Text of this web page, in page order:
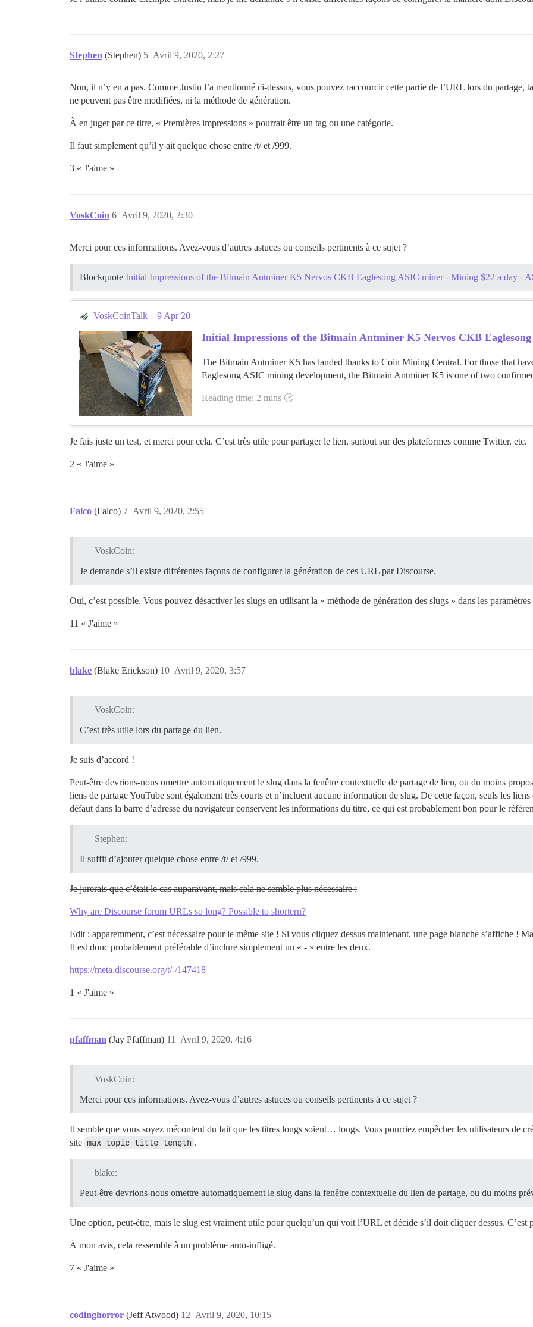
Stephen (Stephen) Avril 9, 2020, 2:27
5
Non, il n’y en a pas. Comme Justin l’a mentionné ci-dessus, vous pouvez raccourcir cette partie de l’URL lors du partage,
ne peuvent pas être modifiées, ni la méthode de génération.
À en juger par ce titre, « Premières impressions » pourrait être un tag ou une catégorie.
Il faut simplement qu’il y ait quelque chose entre /t/ et /999.
3 « J'aime »
VoskCoin Avril 9, 2020, 2:30
6
Merci pour ces informations. Avez-vous d’autres astuces ou conseils pertinents à ce sujet ?
Blockquote Initial Impressions of the Bitmain Antminer K5 Nervos CKB Eaglesong ASIC miner - Mining $22 a day -
VoskCoinTalk – 9 Apr 20
Initial Impressions of the Bitmain Antminer K5 Nervos CKB
The Bitmain Antminer K5 has landed thanks to Coin Mining Central. For those that
Eaglesong ASIC mining development, the Bitmain Antminer K5 is one of two
Reading time: 2 mins 🕑
Je fais juste un test, et merci pour cela. C’est très utile pour partager le lien, surtout sur des plateformes comme Twitter, etc.
2 « J'aime »
Falco (Falco) Avril 9, 2020, 2:55
7
VoskCoin:
Je demande s’il existe différentes façons de configurer la génération de ces URL par Discourse.
Oui, c’est possible. Vous pouvez désactiver les slugs en utilisant la « méthode de génération des slugs » dans les
11 « J'aime »
blake (Blake Erickson) Avril 9, 2020, 3:57
10
VoskCoin:
C’est très utile lors du partage du lien.
Je suis d’accord !
Peut-être devrions-nous omettre automatiquement le slug dans la fenêtre contextuelle de partage de lien, ou du moins
liens de partage YouTube sont également très courts et n’incluent aucune information de slug. De cette façon, seuls les
défaut dans la barre d’adresse du navigateur conservent les informations du titre, ce qui est probablement bon pour le
Stephen:
Il suffit d’ajouter quelque chose entre /t/ et /999.
Je jurerais que c’était le cas auparavant, mais cela ne semble plus nécessaire :
Why are Discourse forum URLs so long? Possible to shortern?
Edit : apparemment, c’est nécessaire pour le même site ! Si vous cliquez dessus maintenant, une page blanche s’affiche !
Il est donc probablement préférable d’inclure simplement un « - » entre les deux.
https://meta.discourse.org/t/-/147418
1 « J'aime »
pfaffman (Jay Pfaffman) Avril 9, 2020, 4:16
11
VoskCoin:
Merci pour ces informations. Avez-vous d’autres astuces ou conseils pertinents à ce sujet ?
Il semble que vous soyez mécontent du fait que les titres longs soient… longs. Vous pourriez empêcher les utilisateurs de
site max topic title length .
blake:
Peut-être devrions-nous omettre automatiquement le slug dans la fenêtre contextuelle du lien de partage, ou du moins
Une option, peut-être, mais le slug est vraiment utile pour quelqu’un qui voit l’URL et décide s’il doit cliquer dessus. C’est
À mon avis, cela ressemble à un problème auto-infligé.
7 « J'aime »
codinghorror (Jeff Atwood) Avril 9, 2020, 10:15
12